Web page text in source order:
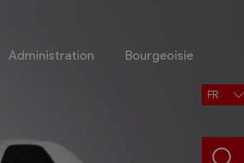
Administration Bourgeoisie
Situation, accès, météo
FR